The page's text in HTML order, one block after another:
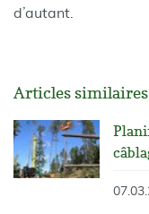
d’autant.
Articles